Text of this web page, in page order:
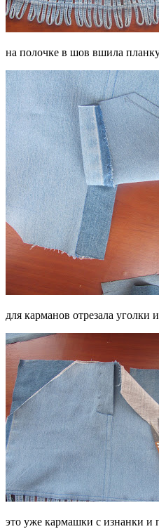
на полочке в шов вшила
для карманов отрезала уголки
это уже кармашки с изнанки и